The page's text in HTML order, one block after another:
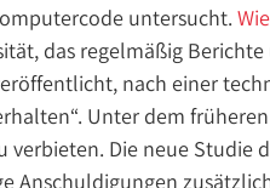
untersucht.
das regelmäßig
nach einer
Unter dem
verbieten. Die neue
Anschuldigungen